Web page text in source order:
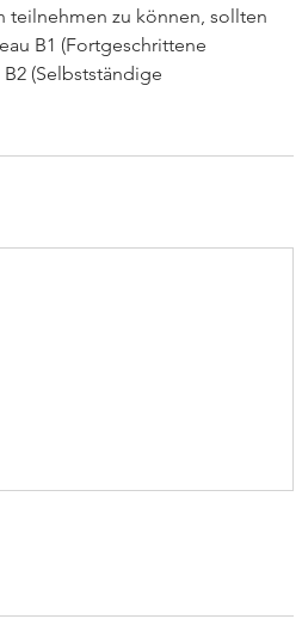
teilnehmen zu können, sollten
B1 (Fortgeschrittene
(Selbstständige